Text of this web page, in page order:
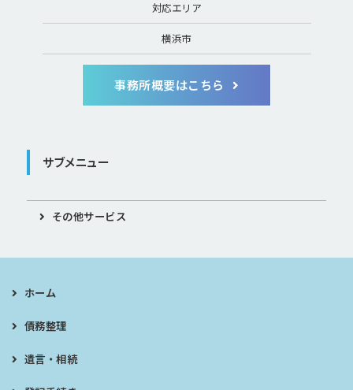
対応エリア
横浜市
事務所概要はこちら
サブメニュー
その他サービス
ホーム
債務整理
遺言・相続